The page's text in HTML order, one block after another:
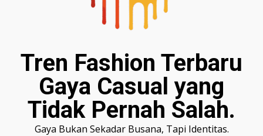
Tren Fashion Terbaru
Gaya Casual yang
Tidak Pernah Salah.
Gaya Bukan Sekadar Busana, Tapi Identitas.